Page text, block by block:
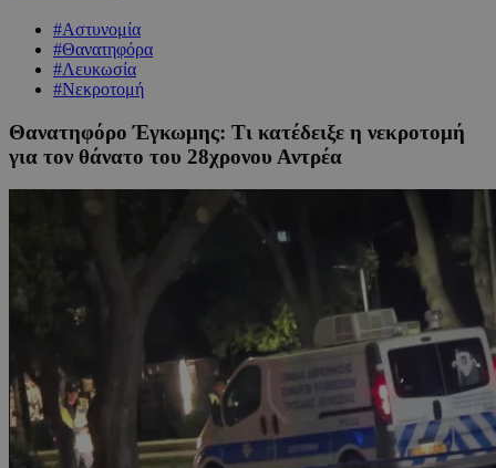
#Αστυνομία
#Θανατηφόρα
#Λευκωσία
#Νεκροτομή
Θανατηφόρο Έγκωμης: Τι κατέδειξε η νεκροτομή
για τον θάνατο του 28χρονου Αντρέα